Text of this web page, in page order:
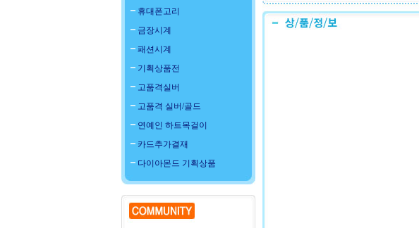
휴대폰고리
금장시계
패션시계
기획상품전
고품격실버
고품격 실버/골드
연예인 하트목걸이
카드추가결재
다이아몬드 기획상품